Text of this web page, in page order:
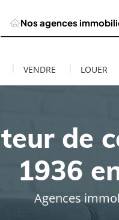
Nos agences
| VENDRE | LOUER
de
1936
Agences